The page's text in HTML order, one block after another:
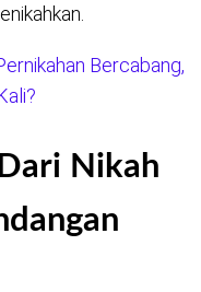
Bercabang,
Nikah